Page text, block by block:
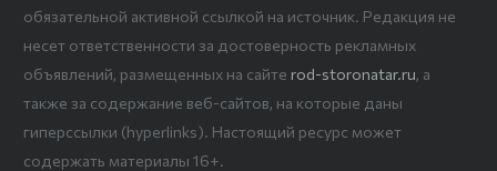
обязательной активной ссылкой на источник. Редакция не
несет ответственности за достоверность рекламных
объявлений, размещенных на сайте rod-storonatar.ru, а
также за содержание веб-сайтов, на которые даны
гиперссылки (hyperlinks). Настоящий ресурс может
содержать материалы 16+.